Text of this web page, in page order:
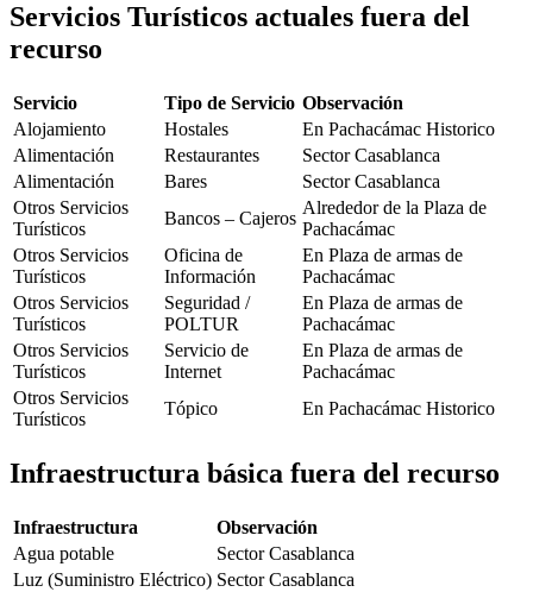
Servicios Turísticos actuales fuera del
recurso
Servicio Tipo de Servicio Observación
Alojamiento
Hostales
En Pachacámac Historico
Alimentación
Restaurantes
Sector Casablanca
Alimentación
Bares
Sector Casablanca
Otros Servicios
Turísticos
Bancos – Cajeros
Alrededor de la Plaza de
Pachacámac
Otros Servicios
Turísticos
Oficina de
Información
En Plaza de armas de
Pachacámac
Otros Servicios
Turísticos
Seguridad /
POLTUR
En Plaza de armas de
Pachacámac
Otros Servicios
Turísticos
Servicio de
Internet
En Plaza de armas de
Pachacámac
Otros Servicios
Turísticos
Tópico En Pachacámac Historico
Infraestructura básica fuera del recurso
Infraestructura
Observación
Agua potable
Sector Casablanca
Luz (Suministro Eléctrico) Sector Casablanca